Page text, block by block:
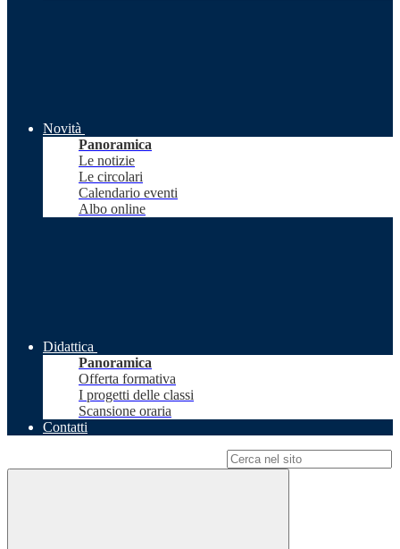
Novità
Panoramica
Le notizie
Le circolari
Calendario eventi
Albo online
Didattica
Panoramica
Offerta formativa
I progetti delle classi
Scansione oraria
Contatti